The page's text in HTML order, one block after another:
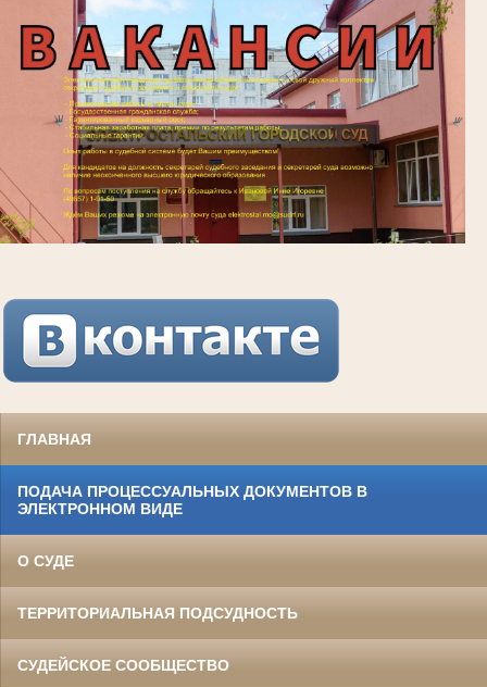
ГЛАВНАЯ
ПОДАЧА ПРОЦЕССУАЛЬНЫХ ДОКУМЕНТОВ В
ЭЛЕКТРОННОМ ВИДЕ
О СУДЕ
ТЕРРИТОРИАЛЬНАЯ ПОДСУДНОСТЬ
СУДЕЙСКОЕ СООБЩЕСТВО